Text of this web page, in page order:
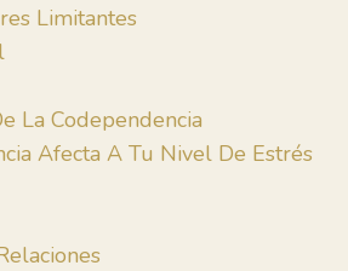
Limitantes
La Codependencia
Afecta A Tu Nivel De Estrés